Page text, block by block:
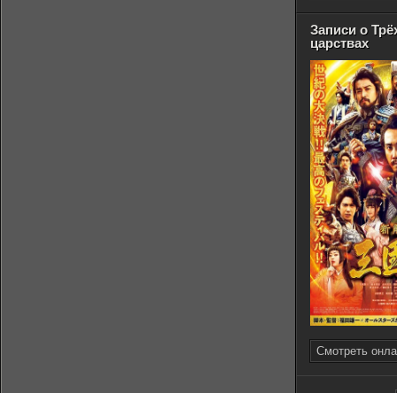
Записи о
царствах
Смотреть